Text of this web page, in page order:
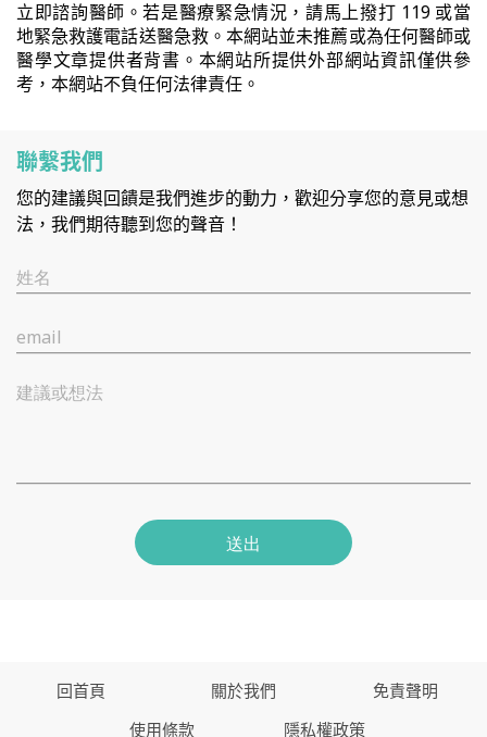
立即諮詢醫師。若是醫療緊急情況，請馬上撥打 119 或當
地緊急救護電話送醫急救。本網站並未推薦或為任何醫師或
醫學文章提供者背書。本網站所提供外部網站資訊僅供參
考，本網站不負任何法律責任。
聯繫我們
您的建議與回饋是我們進步的動力，歡迎分享您的意見或想
法，我們期待聽到您的聲音！
姓名
email
建議或想法
送出
回首頁 關於我們
免責聲明
使用條款
隱私權政策